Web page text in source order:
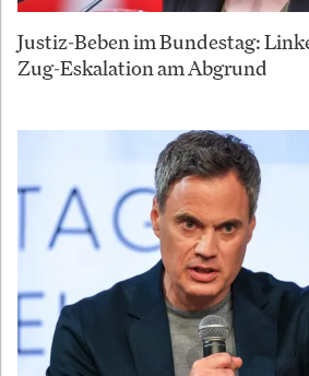
Justiz-Beben im Bundestag:
Zug-Eskalation am Abgrund